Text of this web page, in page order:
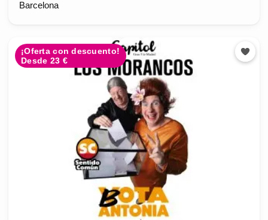
Barcelona
¡Oferta con descuento!
Desde 23 €